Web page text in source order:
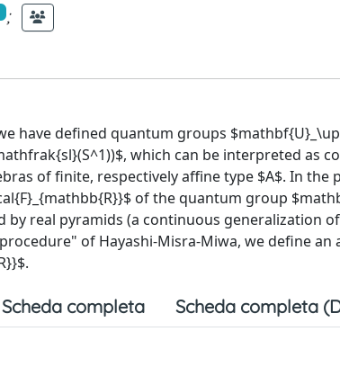
;
have defined quantum groups
which can be interpreted as
of finite, respectively affine type $A$. In the
of the quantum group
by real pyramids (a continuous generalization
of Hayashi-Misra-Miwa, we define
Scheda completa Scheda completa